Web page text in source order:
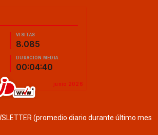
(promedio diario durante último mes